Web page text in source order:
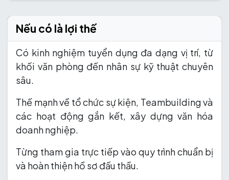
Nếu có là lợi thế
Có kinh nghiệm tuyển dụng đa dạng vị trí, từ
khối văn phòng đến nhân sự kỹ thuật chuyên
sâu.
Thế mạnh về tổ chức sự kiện, Teambuilding và
các hoạt động gắn kết, xây dựng văn hóa
doanh nghiệp.
Từng tham gia trực tiếp vào quy trình chuẩn bị
và hoàn thiện hồ sơ đấu thầu.